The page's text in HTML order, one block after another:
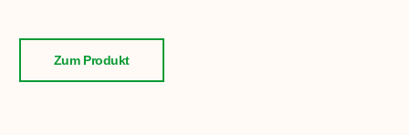
Zum Produkt